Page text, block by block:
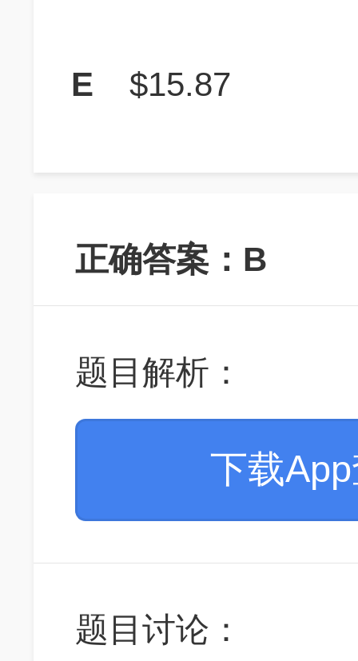
E $15.87
正确答案：B
题目解析：
下载
题目讨论：